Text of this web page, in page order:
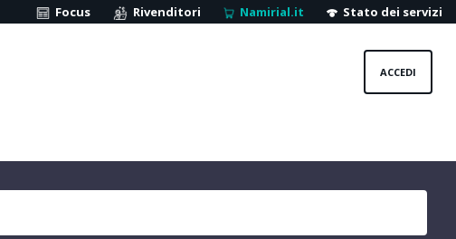
Focus Rivenditori Namirial.it Stato dei servizi
ACCEDI